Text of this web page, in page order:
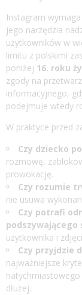
Instagram
jego narzędzia
użytkowników w
limitu z polskimi
poniżej 16. roku
zgody na
informacyjnego,
podejmuje wtedy
W praktyce przed
Czy dziecko
rozmowę,
prowokację.
Czy rozumie
nie usuwa
Czy potrafi
podszywającego
użytkownika i
Czy przyjdzie
najważniejsze
dłużej.